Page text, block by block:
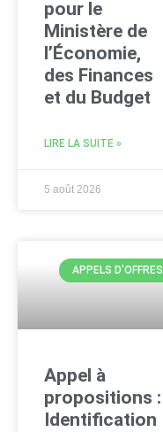
pour le
Ministère de
l’Économie,
des Finances
et du Budget
LIRE LA SUITE »
5 août 2026
APPELS D'OFFRES
Appel à
propositions :
Identification